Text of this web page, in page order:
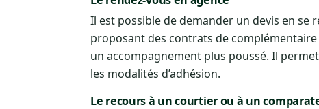
Il est possible de demander un devis en se
proposant des contrats de
un accompagnement plus poussé. Il
les modalités d’adhésion.
Le recours à un courtier ou à un